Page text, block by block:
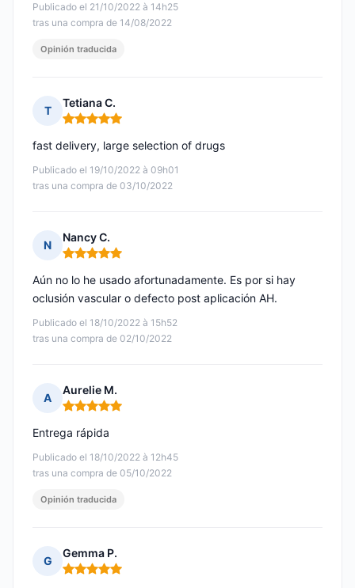
Publicado el 21/10/2022 à 14h25
tras una compra de 14/08/2022
Opinión traducida
T
Tetiana C.
Nota: 5 de 5
Publicado el 19/10/2022 à 09h01
tras una compra de 03/10/2022
fast delivery, large selection of drugs
N
Nancy C.
Nota: 5 de 5
Publicado el 18/10/2022 à 15h52
tras una compra de 02/10/2022
Aún no lo he usado afortunadamente. Es por si hay
oclusión vascular o defecto post aplicación AH.
A
Aurelie M.
Nota: 5 de 5
Publicado el 18/10/2022 à 12h45
tras una compra de 05/10/2022
Entrega rápida
Opinión traducida
G
Gemma P.
Nota: 5 de 5